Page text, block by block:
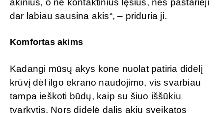
dar labiau sausina akis“, – priduria ji.
Komfortas akims
Kadangi mūsų akys kone nuolat patiria didelį
krūvį dėl ilgo ekrano naudojimo, vis svarbiau
tampa ieškoti būdų, kaip su šiuo iššūkiu
tvarkytis. Nors didelė dalis akių sveikatos